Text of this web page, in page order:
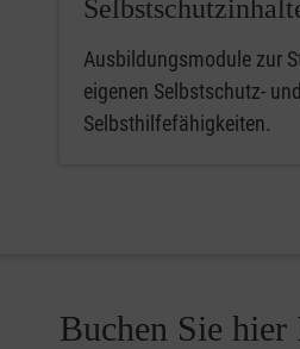
Ausbildungsmodule zur
eigenen Selbstschutz- und
Selbsthilfefähigkeiten.
Buchen Sie